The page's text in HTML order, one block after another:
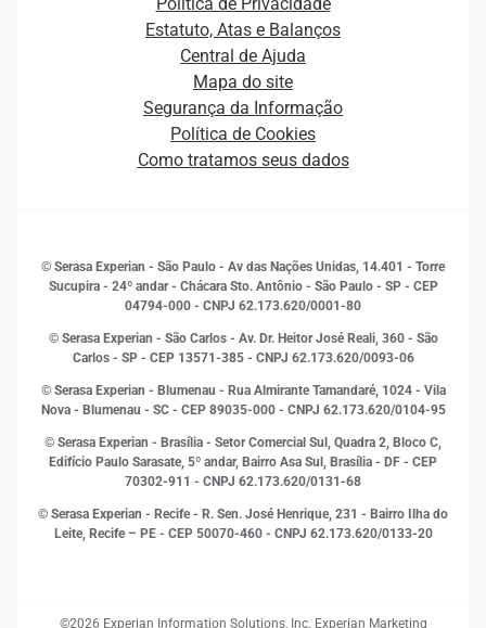
Curso Gratuito de Saúde Financeira
Empreendedorismo
Estudos e Pesquisas
Inovação e Tecnologia
Leis e impostos
Marketing
Open Finance
Proteção de Dados
Sustentabilidade Corporativa
Distribuidores e representantes
Estrutura Organizacional
Sala de Imprensa
Estatuto, Atas e Balanços
Central de Ajuda
Mapa do site
Segurança da Informação
Política de Cookies
Como tratamos seus dados
© Serasa Experian - São Paulo - Av das Nações Unidas, 14.401 - Torre
Sucupira - 24º andar - Chácara Sto. Antônio - São Paulo - SP - CEP
04794-000 - CNPJ 62.173.620/0001-80
© Serasa Experian - São Carlos - Av. Dr. Heitor José Reali, 360 - São
Carlos - SP - CEP 13571-385 - CNPJ 62.173.620/0093-06
© Serasa Experian - Blumenau - Rua Almirante Tamandaré, 1024 - Vila
Nova - Blumenau - SC - CEP 89035-000 - CNPJ 62.173.620/0104-95
© Serasa Experian - Brasília - Setor Comercial Sul, Quadra 2, Bloco C,
Edifício Paulo Sarasate, 5º andar, Bairro Asa Sul, Brasília - DF - CEP
70302-911 - CNPJ 62.173.620/0131-68
© Serasa Experian - Recife - R. Sen. José Henrique, 231 - Bairro Ilha do
Leite, Recife – PE - CEP 50070-460 - CNPJ 62.173.620/0133-20
©2026 Experian Information Solutions, Inc. Experian Marketing